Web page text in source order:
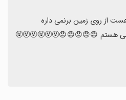
هستم 😡😡😡😡😡🤬🤬🤬🤬🤬🤬